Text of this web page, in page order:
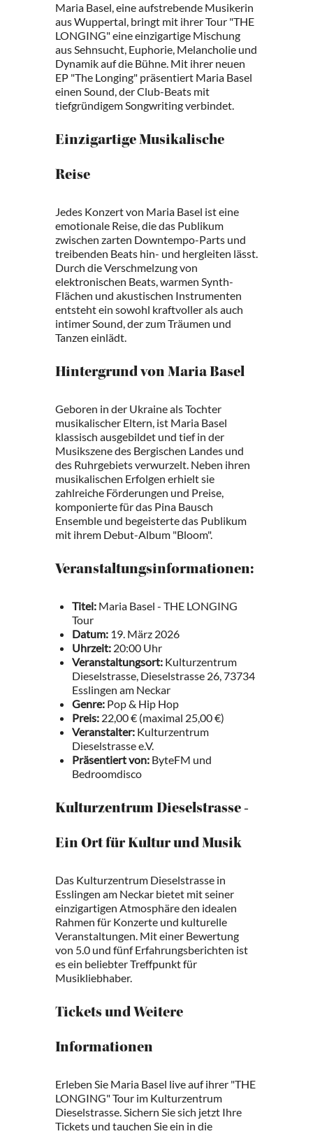
Maria Basel, eine aufstrebende Musikerin
aus Wuppertal, bringt mit ihrer Tour "THE
LONGING" eine einzigartige Mischung
aus Sehnsucht, Euphorie, Melancholie und
Dynamik auf die Bühne. Mit ihrer neuen
EP "The Longing" präsentiert Maria Basel
einen Sound, der Club-Beats mit
tiefgründigem Songwriting verbindet.
Einzigartige Musikalische
Reise
Jedes Konzert von Maria Basel ist eine
emotionale Reise, die das Publikum
zwischen zarten Downtempo-Parts und
treibenden Beats hin- und hergleiten lässt.
Durch die Verschmelzung von
elektronischen Beats, warmen Synth-
Flächen und akustischen Instrumenten
entsteht ein sowohl kraftvoller als auch
intimer Sound, der zum Träumen und
Tanzen einlädt.
Hintergrund von Maria Basel
Geboren in der Ukraine als Tochter
musikalischer Eltern, ist Maria Basel
klassisch ausgebildet und tief in der
Musikszene des Bergischen Landes und
des Ruhrgebiets verwurzelt. Neben ihren
musikalischen Erfolgen erhielt sie
zahlreiche Förderungen und Preise,
komponierte für das Pina Bausch
Ensemble und begeisterte das Publikum
mit ihrem Debut-Album "Bloom".
Veranstaltungsinformationen:
Titel: Maria Basel - THE LONGING
Tour
Datum: 19. März 2026
Uhrzeit: 20:00 Uhr
Veranstaltungsort: Kulturzentrum
Dieselstrasse, Dieselstrasse 26, 73734
Esslingen am Neckar
Genre: Pop & Hip Hop
Preis: 22,00 € (maximal 25,00 €)
Veranstalter: Kulturzentrum
Dieselstrasse e.V.
Präsentiert von: ByteFM und
Bedroomdisco
Kulturzentrum Dieselstrasse -
Ein Ort für Kultur und Musik
Das Kulturzentrum Dieselstrasse in
Esslingen am Neckar bietet mit seiner
einzigartigen Atmosphäre den idealen
Rahmen für Konzerte und kulturelle
Veranstaltungen. Mit einer Bewertung
von 5.0 und fünf Erfahrungsberichten ist
es ein beliebter Treffpunkt für
Musikliebhaber.
Tickets und Weitere
Informationen
Erleben Sie Maria Basel live auf ihrer "THE
LONGING" Tour im Kulturzentrum
Dieselstrasse. Sichern Sie sich jetzt Ihre
Tickets und tauchen Sie ein in die